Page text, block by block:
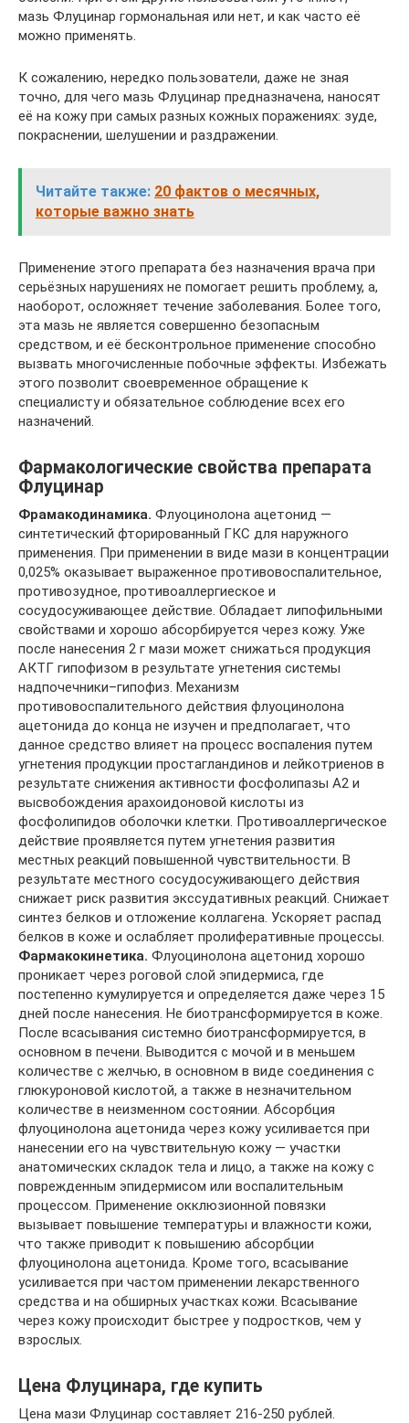
мазь Флуцинар гормональная или нет, и как часто её
можно применять.
К сожалению, нередко пользователи, даже не зная
точно, для чего мазь Флуцинар предназначена, наносят
её на кожу при самых разных кожных поражениях: зуде,
покраснении, шелушении и раздражении.
Читайте также: 20 фактов о месячных,
которые важно знать
Применение этого препарата без назначения врача при
серьёзных нарушениях не помогает решить проблему, а,
наоборот, осложняет течение заболевания. Более того,
эта мазь не является совершенно безопасным
средством, и её бесконтрольное применение способно
вызвать многочисленные побочные эффекты. Избежать
этого позволит своевременное обращение к
специалисту и обязательное соблюдение всех его
назначений.
Фармакологические свойства препарата
Флуцинар
Фрамакодинамика. Флуоцинолона ацетонид —
синтетический фторированный ГКС для наружного
применения. При применении в виде мази в концентрации
0,025% оказывает выраженное противовоспалительное,
противозудное, противоаллергиеское и
сосудосуживающее действие. Обладает липофильными
свойствами и хорошо абсорбируется через кожу. Уже
после нанесения 2 г мази может снижаться продукция
АКТГ гипофизом в результате угнетения системы
надпочечники–гипофиз. Механизм
противовоспалительного действия флуоцинолона
ацетонида до конца не изучен и предполагает, что
данное средство влияет на процесс воспаления путем
угнетения продукции простагландинов и лейкотриенов в
результате снижения активности фосфолипазы А2 и
высвобождения арахоидоновой кислоты из
фосфолипидов оболочки клетки. Противоаллергическое
действие проявляется путем угнетения развития
местных реакций повышенной чувствительности. В
результате местного сосудосуживающего действия
снижает риск развития экссудативных реакций. Снижает
синтез белков и отложение коллагена. Ускоряет распад
белков в коже и ослабляет пролиферативные процессы.
Фармакокинетика. Флуоцинолона ацетонид хорошо
проникает через роговой слой эпидермиса, где
постепенно кумулируется и определяется даже через 15
дней после нанесения. Не биотрансформируется в коже.
После всасывания системно биотрансформируется, в
основном в печени. Выводится с мочой и в меньшем
количестве с желчью, в основном в виде соединения с
глюкуроновой кислотой, а также в незначительном
количестве в неизменном состоянии. Абсорбция
флуоцинолона ацетонида через кожу усиливается при
нанесении его на чувствительную кожу — участки
анатомических складок тела и лицо, а также на кожу с
поврежденным эпидермисом или воспалительным
процессом. Применение окклюзионной повязки
вызывает повышение температуры и влажности кожи,
что также приводит к повышению абсорбции
флуоцинолона ацетонида. Кроме того, всасывание
усиливается при частом применении лекарственного
средства и на обширных участках кожи. Всасывание
через кожу происходит быстрее у подростков, чем у
взрослых.
Цена Флуцинара, где купить
Цена мази Флуцинар составляет 216-250 рублей.